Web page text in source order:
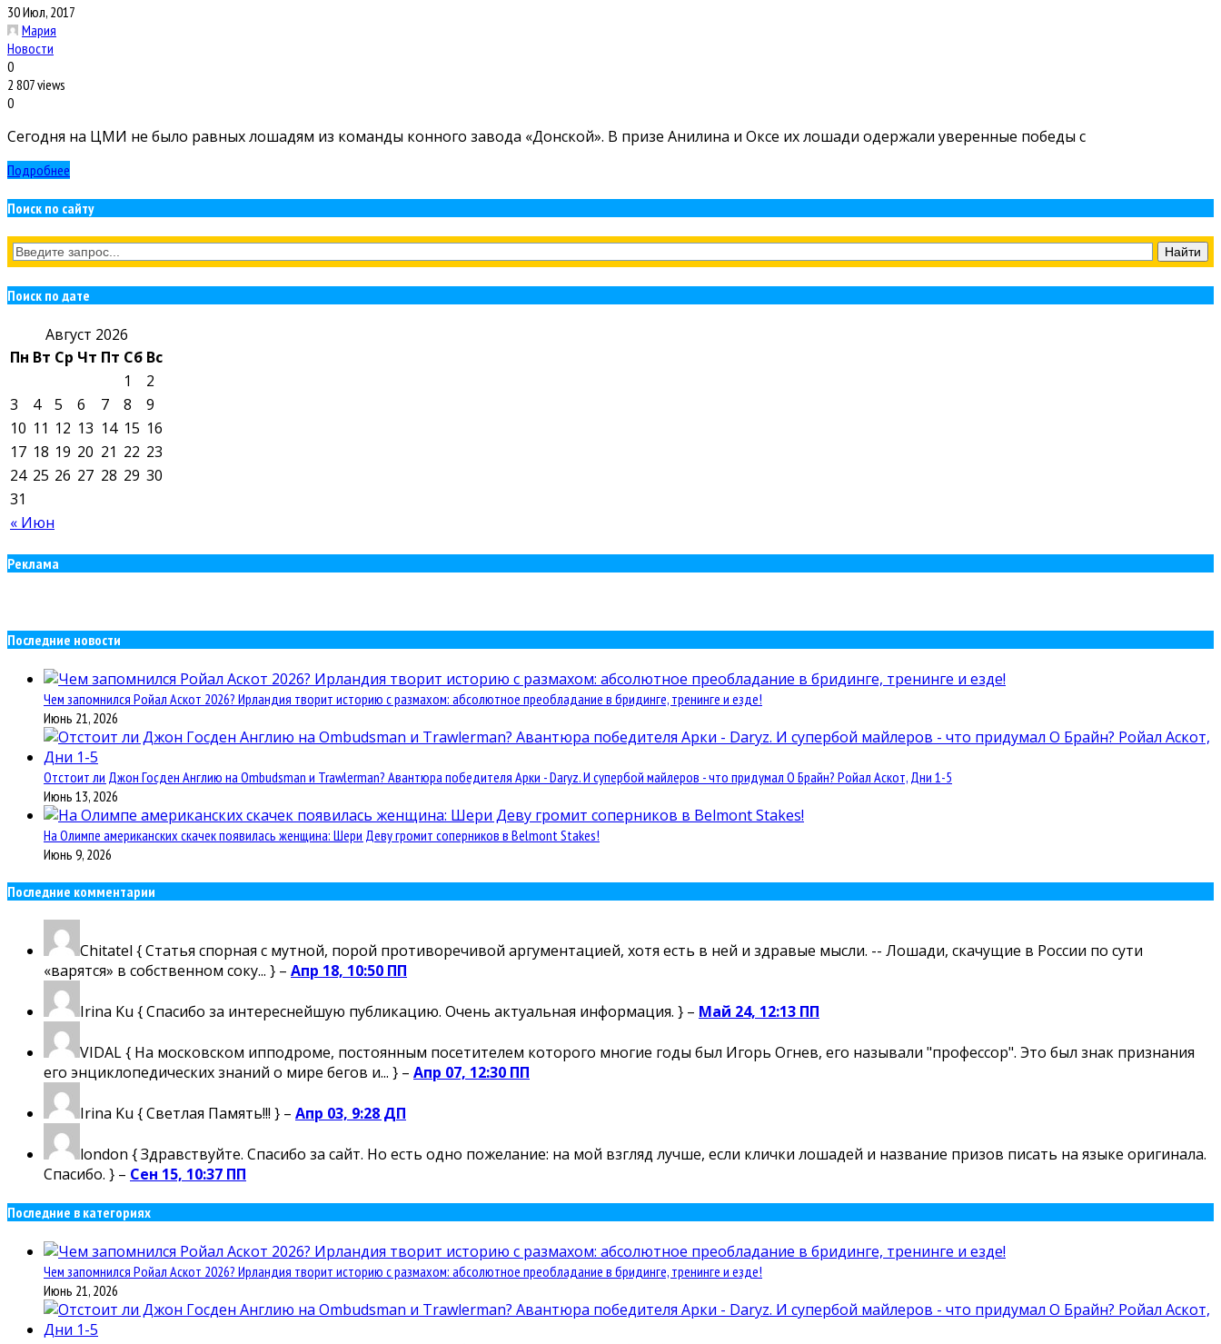
30 Июл, 2017
Мария
Новости
0
2 807 views
0
Сегодня на ЦМИ не было равных лошадям из команды конного завода «Донской». В призе Анилина и Оксе их лошади одержали уверенные победы с
Подробнее
Поиск по сайту
Поиск по дате
Август 2026
Пн Вт Ср Чт Пт Сб Вс
« Июн
1
2
3
4 5 6 7 8
9
10 11 12 13 14 15 16
17 18 19 20 21 22 23
24 25 26 27 28 29 30
31
Реклама
Последние новости
Чем запомнился Ройал Аскот 2026? Ирландия творит историю с размахом: абсолютное преобладание в бридинге, тренинге и езде!
Июнь 21, 2026
Отстоит ли Джон Госден Англию на Ombudsman и Trawlerman? Авантюра победителя Арки - Daryz. И супербой майлеров - что придумал О Брайн? Ройал Аскот, Дни 1-5
Июнь 13, 2026
На Олимпе американских скачек появилась женщина: Шери Деву громит соперников в Belmont Stakes!
Июнь 9, 2026
Последние комментарии
Chitatel { Статья спорная с мутной, порой противоречивой аргументацией, хотя есть в ней и здравые мысли. -- Лошади, скачущие в России по сути
«варятся» в собственном соку... } – Апр 18, 10:50 ПП
Irina Ku { Спасибо за интереснейшую публикацию. Очень актуальная информация. } – Май 24, 12:13 ПП
VIDAL{ На московском ипподроме, постоянным посетителем которого многие годы был Игорь Огнев, его называли "профессор". Это был знак признания
его энциклопедических знаний о мире бегов и... } – Апр 07, 12:30 ПП
Irina Ku { Светлая Память!!! } – Апр 03, 9:28 ДП
london { Здравствуйте. Спасибо за сайт. Но есть одно пожелание: на мой взгляд лучше, если клички лошадей и название призов писать на языке оригинала.
Спасибо. } – Сен 15, 10:37 ПП
Последние в категориях
Чем запомнился Ройал Аскот 2026? Ирландия творит историю с размахом: абсолютное преобладание в бридинге, тренинге и езде!
Июнь 21, 2026